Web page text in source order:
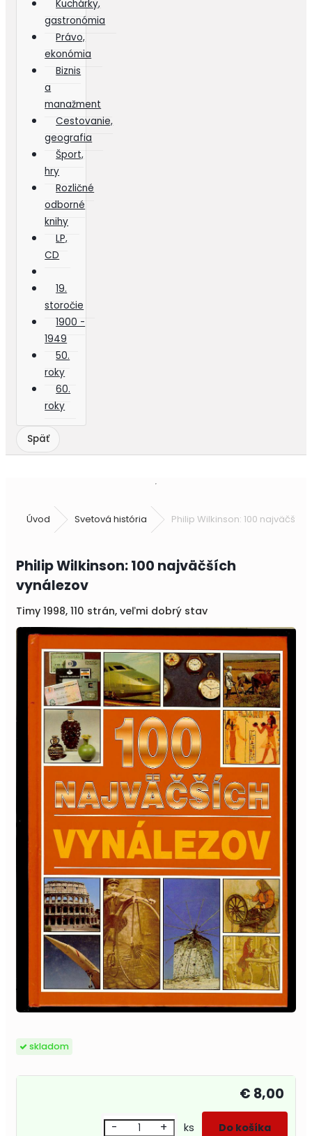
Kuchárky,
gastronómia
Právo,
ekonómia
Biznis
a
manažment
Cestovanie,
geografia
Šport,
hry
Rozličné
odborné
knihy
LP,
CD
19.
storočie
1900 -
1949
50.
roky
60.
roky
Úvod Svetová história Philip Wilkinson: 100
Philip Wilkinson: 100 najväčších
vynálezov
Timy 1998, 110 strán, veľmi dobrý stav
skladom
€ 8,00
- + ks